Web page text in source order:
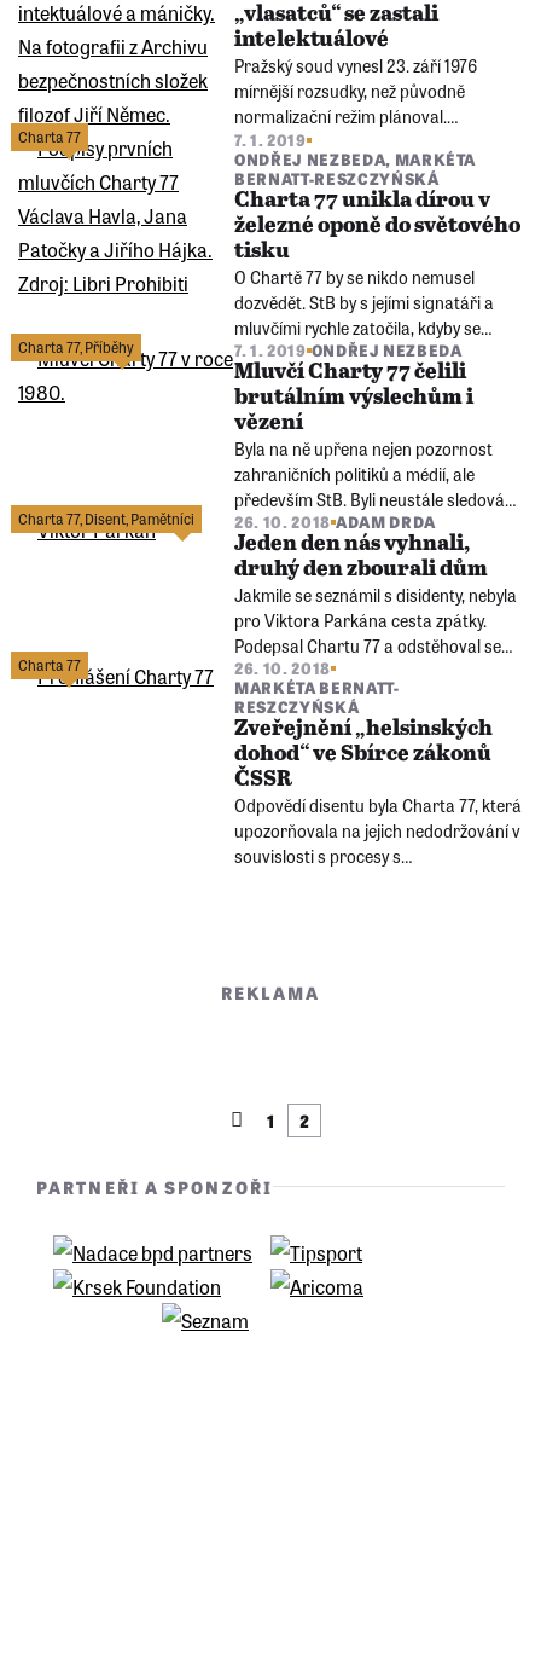
„vlasatců“ se zastali
intelektuálové
Pražský soud vynesl 23. září 1976
mírnější rozsudky, než původně
normalizační režim plánoval.
Hudebníky od exemplátních trestů
zachránila podpora významných
osobností. Proces navíc stmelil opozici
a vedl ke vzniku Charty 77.
Charta 77
7. 1. 2019
ONDŘEJ NEZBEDA, MARKÉTA
BERNATT-RESZCZYŃSKÁ
Charta 77 unikla dírou v
železné oponě do světového
tisku
O Chartě 77 by se nikdo nemusel
dozvědět. StB by s jejími signatáři a
mluvčími rychle zatočila, kdyby se
nepodařilo její prohlášení propašovat
do zahraničí a tady je publikovat.
Charta 77,Příběhy 7. 1. 2019 ONDŘEJ NEZBEDA
Mluvčí Charty 77 čelili
brutálním výslechům i
vězení
Byla na ně upřena nejen pozornost
zahraničních politiků a médií, ale
především StB. Byli neustále sledováni,
kdykoli jim hrozilo zatčení, domovní
prohlídky, výslechy.
Charta 77,Disent,Pamětníci 26. 10. 2018 ADAM DRDA
Jeden den nás vyhnali,
druhý den zbourali dům
Jakmile se seznámil s disidenty, nebyla
pro Viktora Parkána cesta zpátky.
Podepsal Chartu 77 a odstěhoval se
na venkov, kde chtěl žít s rodinou. StB
je ovšem z jejich domu záhy vyhnala.
Charta 77
26. 10. 2018
MARKÉTA BERNATT-
RESZCZYŃSKÁ
Zveřejnění „helsinských
dohod“ ve Sbírce zákonů
ČSSR
Odpovědí disentu byla Charta 77, která
upozorňovala na jejich nedodržování v
souvislosti s procesy s
REKLAMA
1 2
PARTNEŘI A SPONZOŘI